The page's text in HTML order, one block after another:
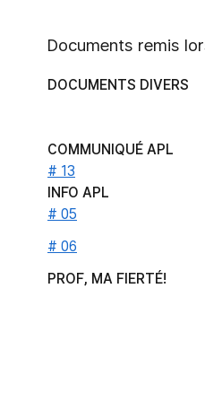
Documents remis
DOCUMENTS DIVERS
COMMUNIQUÉ APL
# 13
INFO APL
# 05
# 06
PROF, MA FIERTÉ!